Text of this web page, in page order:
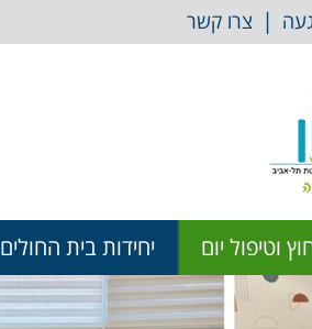
| צרו קשר
וטיפול יום יחידות בית החולים